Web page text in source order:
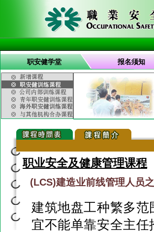
职安健学堂 报名须知
职业安全及健康管理课程
(LCS)建造业前线管理人员
建筑地盘工种繁多
宜不能单靠安全主